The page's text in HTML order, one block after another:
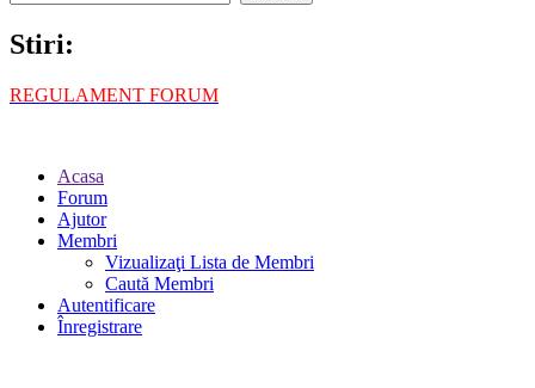
Stiri:
REGULAMENT FORUM
Acasa
Forum
Ajutor
Membri
Vizualizaţi Lista de Membri
Caută Membri
Autentificare
Înregistrare